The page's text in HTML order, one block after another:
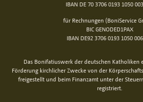
IBAN DE 70 3706 0193 1050
für Rechnungen (BoniService
BIC GENODED1PAX
IBAN DE92 3706 0193 1050
Das Bonifatiuswerk der deutschen Katholiken
Förderung kirchlicher Zwecke von der
freigestellt und beim Finanzamt unter der
registriert.